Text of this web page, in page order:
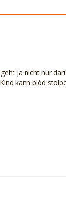
ja nicht nur
kann blöd